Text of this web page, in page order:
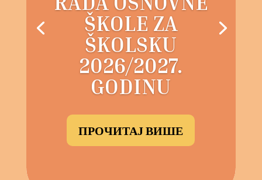
ŠKOLE ZA
ŠKOLSKU
2026/2027.
GODINU
ПРОЧИТАЈ ВИШЕ